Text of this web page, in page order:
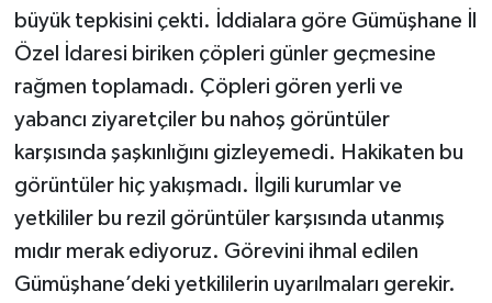
büyük tepkisini çekti. İddialara göre Gümüşhane İl
Özel İdaresi biriken çöpleri günler geçmesine
rağmen toplamadı. Çöpleri gören yerli ve
yabancı ziyaretçiler bu nahoş görüntüler
karşısında şaşkınlığını gizleyemedi. Hakikaten bu
görüntüler hiç yakışmadı. İlgili kurumlar ve
yetkililer bu rezil görüntüler karşısında utanmış
mıdır merak ediyoruz. Görevini ihmal edilen
Gümüşhane’deki yetkililerin uyarılmaları gerekir.